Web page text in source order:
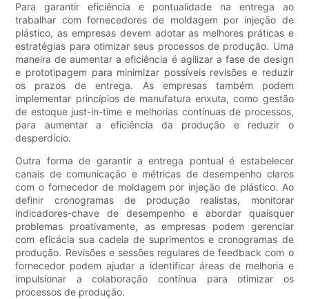
Para garantir eficiência e pontualidade na entrega ao
trabalhar com fornecedores de moldagem por injeção de
plástico, as empresas devem adotar as melhores práticas e
estratégias para otimizar seus processos de produção. Uma
maneira de aumentar a eficiência é agilizar a fase de design
e prototipagem para minimizar possíveis revisões e reduzir
os prazos de entrega. As empresas também podem
implementar princípios de manufatura enxuta, como gestão
de estoque just-in-time e melhorias contínuas de processos,
para aumentar a eficiência da produção e reduzir o
desperdício.
Outra forma de garantir a entrega pontual é estabelecer
canais de comunicação e métricas de desempenho claros
com o fornecedor de moldagem por injeção de plástico. Ao
definir cronogramas de produção realistas, monitorar
indicadores-chave de desempenho e abordar quaisquer
problemas proativamente, as empresas podem gerenciar
com eficácia sua cadeia de suprimentos e cronogramas de
produção. Revisões e sessões regulares de feedback com o
fornecedor podem ajudar a identificar áreas de melhoria e
impulsionar a colaboração contínua para otimizar os
processos de produção.